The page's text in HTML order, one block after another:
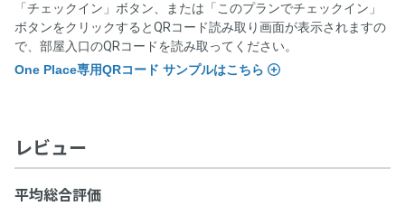
「チェックイン」ボタン、または「このプランでチェックイン」
ボタンをクリックするとQRコード読み取り画面が表示されますの
で、部屋入口のQRコードを読み取ってください。
One Place専用QRコード サンプルはこちら
レビュー
平均総合評価